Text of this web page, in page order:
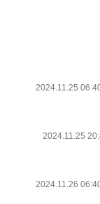
2024.11.25
2024.11.25
2024.11.26